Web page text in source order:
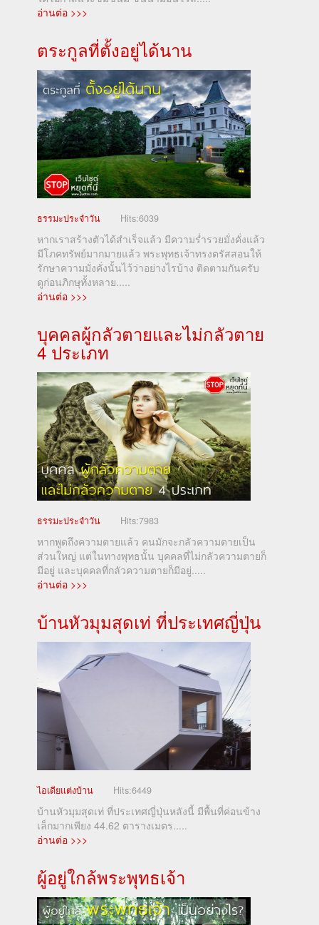
อ่านต่อ >>>
ตระกูลที่ตั้งอยู่ได้นาน
ธรรมะประจำวัน Hits:6039
หากเราสร้างตัวได้สำเร็จแล้ว มีความร่ำรวยมั่งคั่งแล้ว
มีโภคทรัพย์มากมายแล้ว พระพุทธเจ้าทรงตรัสสอนให้
รักษาความมั่งคั่งนั้นไว้ว่าอย่างไรบ้าง ติดตามกันครับ
ดูก่อนภิกษุทั้งหลาย.....
อ่านต่อ >>>
บุคคลผู้กลัวตายและไม่กลัวตาย
4 ประเภท
ธรรมะประจำวัน Hits:7983
หากพูดถึงความตายแล้ว คนมักจะกลัวความตายเป็น
ส่วนใหญ่ แต่ในทางพุทธนั้น บุคคลที่ไม่กลัวความตายก็
มีอยู่ และบุคคลที่กลัวความตายก็มีอยู่.....
อ่านต่อ >>>
บ้านหัวมุมสุดเท่ ที่ประเทศญี่ปุ่น
ไอเดียแต่งบ้าน Hits:6449
บ้านหัวมุมสุดเท่ ที่ประเทศญี่ปุ่นหลังนี้ มีพื้นที่ค่อนข้าง
เล็กมากเพียง 44.62 ตารางเมตร.....
อ่านต่อ >>>
ผู้อยู่ใกล้พระพุทธเจ้า